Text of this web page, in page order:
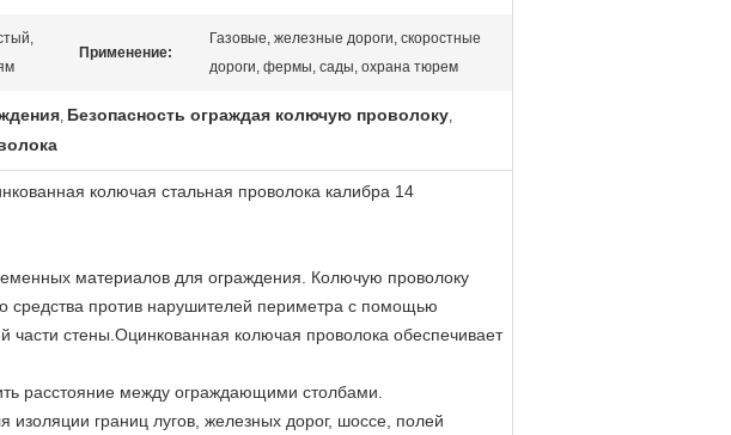
Применение:
Газовые, железные дороги, скоростные
дороги, фермы, сады, охрана тюрем
, Безопасность ограждая колючую проволоку,
колючая стальная проволока калибра 14
материалов для ограждения. Колючую проволоку
средства против нарушителей периметра с помощью
части стены.Оцинкованная колючая проволока обеспечивает
расстояние между ограждающими столбами.
изоляции границ лугов, железных дорог, шоссе, полей